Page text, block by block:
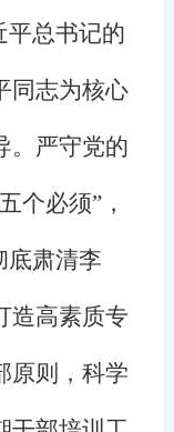
平总书记的
同志为核心
。严守党的
个必须”，
底肃清李
造高素质专
原则，科学